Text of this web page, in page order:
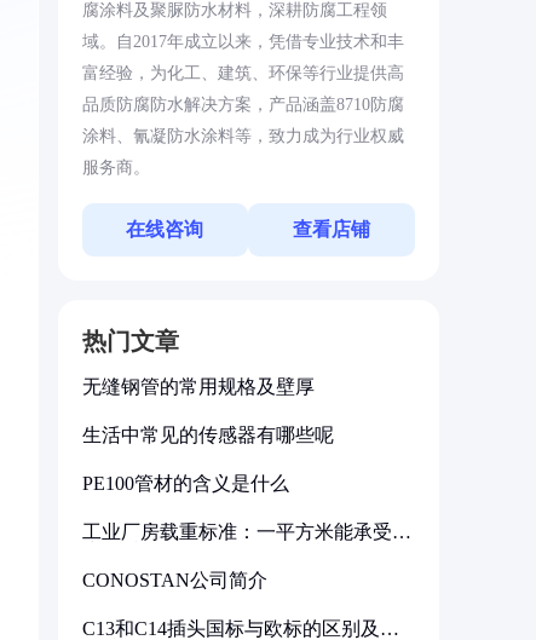
腐涂料及聚脲防水材料，深耕防腐工程领
域。自2017年成立以来，凭借专业技术和丰
富经验，为化工、建筑、环保等行业提供高
品质防腐防水解决方案，产品涵盖8710防腐
涂料、氰凝防水涂料等，致力成为行业权威
服务商。
在线咨询 查看店铺
热门文章
无缝钢管的常用规格及壁厚
生活中常见的传感器有哪些呢
PE100管材的含义是什么
工业厂房载重标准：一平方米能承受多
CONOSTAN公司简介
C13和C14插头国标与欧标的区别及其